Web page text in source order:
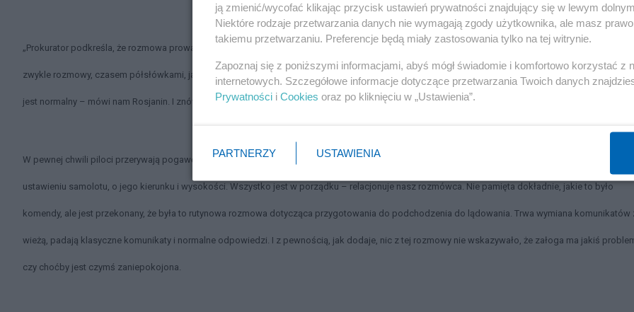
„Prokurator podkreśla, że rozmowa prowadzona jest w luźny sposób, nie słychać żadnego napięcia, nerwowości. – Wygląda to zupełnie normalnie,
zwykle rozmowy, czasem półsłówkami, jakie prowadzą zazwyczaj między sobą członkowie załogi. Tak jest zwykle, tak sobie gadają po prostu, jak
jest normalny – mówi nam Rosjanin. I znów podkreśla, że ta część zapisu z kabiny nie zapowiada niczego złego.
W pewnej chwili piloci przerywają pogawędkę i zaczynają przekazywać sobie komendy. – Było słychać, jak mówią miedzy sobą o parametrach lotu, o
ustawieniu samolotu, o jego kierunku i wysokości. Wszystko jest w porządku – relacjonuje nasz rozmówca. Nie pamięta dokładnie, jakie to było
komendy, ale jest przekonany, że była to rutynowa rozmowa dotycząca przygotowania do podchodzenia do lądowania. Trwa wymiana komunikatów
wieżą, padają klasyczne komunikaty i normalne odpowiedzi. I z pewnością, jak dodaje, nic z tej rozmowy nie wskazywało, że załoga ma jakiś
czy choćby jest czymś zaniepokojona.
ją zmienić/wycofać klikając przycisk ustawień prywatności znajdujący się w lewym
Niektóre rodzaje przetwarzania danych nie wymagają zgody użytkownika, ale masz
takiemu przetwarzaniu. Preferencje będą miały zastosowania tylko na tej witrynie.
Zapoznaj się z poniższymi informacjami, abyś mógł świadomie i komfortowo korzystać z
internetowych. Szczegółowe informacje dotyczące przetwarzania Twoich danych
Prywatności i Cookies oraz po kliknięciu w „Ustawienia”.
PARTNERZY USTAWIENIA